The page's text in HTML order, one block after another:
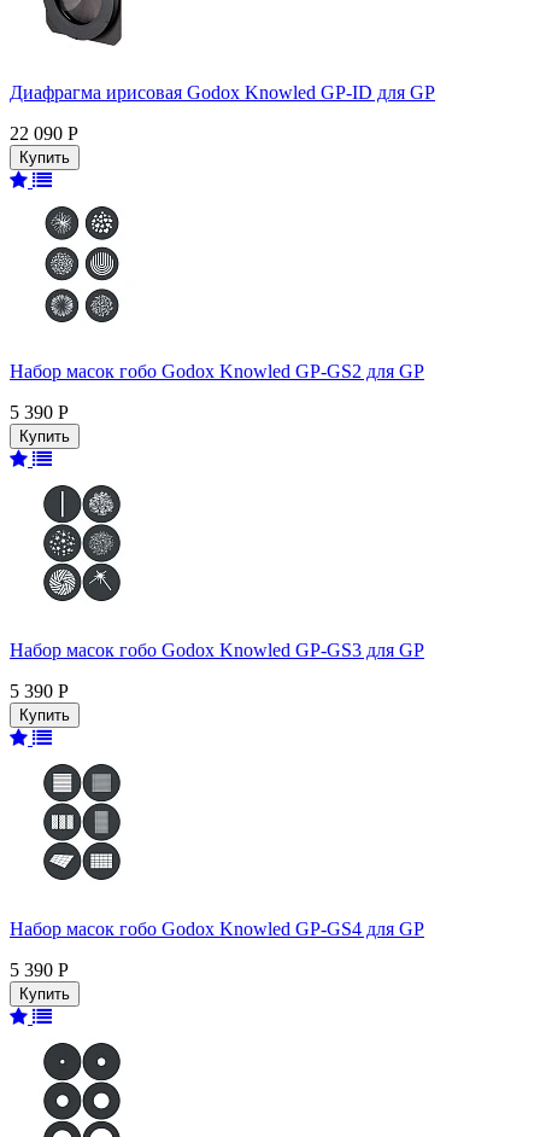
Диафрагма ирисовая Godox Knowled GP-ID для GP
22 090 Р
Набор масок гобо Godox Knowled GP-GS2 для GP
5 390 Р
Набор масок гобо Godox Knowled GP-GS3 для GP
5 390 Р
Набор масок гобо Godox Knowled GP-GS4 для GP
5 390 Р